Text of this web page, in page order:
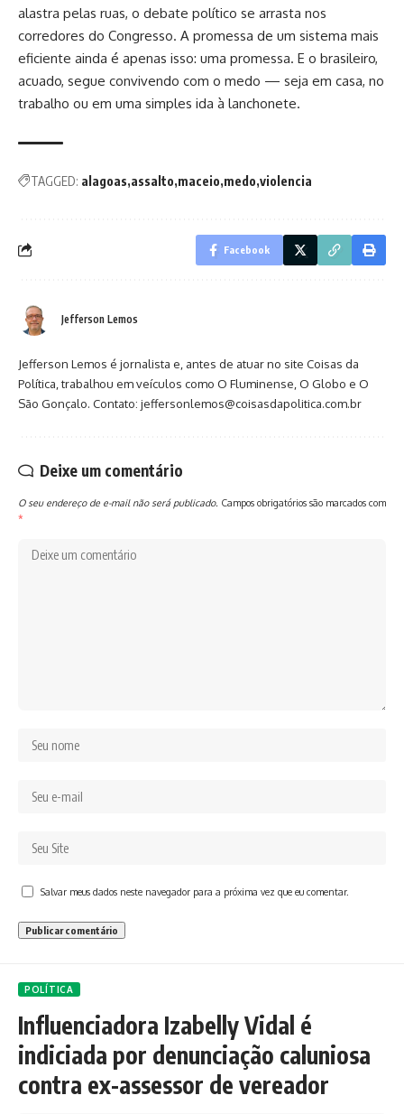
alastra pelas ruas, o debate político se arrasta nos
corredores do Congresso. A promessa de um sistema mais
eficiente ainda é apenas isso: uma promessa. E o brasileiro,
acuado, segue convivendo com o medo — seja em casa, no
trabalho ou em uma simples ida à lanchonete.
TAGGED: alagoas assalto maceio medo violencia
Facebook
Jefferson Lemos
Jefferson Lemos é jornalista e, antes de atuar no site Coisas da
Política, trabalhou em veículos como O Fluminense, O Globo e O
São Gonçalo. Contato: jeffersonlemos@coisasdapolitica.com.br
Deixe um comentário
O seu endereço de e-mail não será publicado. Campos obrigatórios são marcados com
*
Salvar meus dados neste navegador para a próxima vez que eu comentar.
POLÍTICA
Influenciadora Izabelly Vidal é
indiciada por denunciação caluniosa
contra ex-assessor de vereador